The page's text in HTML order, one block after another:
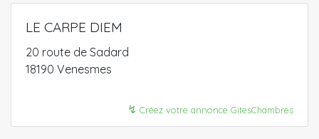
LE CARPE DIEM
20 route de Sadard
18190 Venesmes
↯ Créez votre annonce GitesChambres